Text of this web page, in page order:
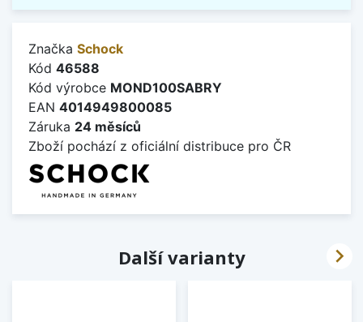
Značka Schock
Kód 46588
Kód výrobce MOND100SABRY
EAN 4014949800085
Záruka 24 měsíců
Zboží pochází z oficiální distribuce pro ČR
Další varianty 